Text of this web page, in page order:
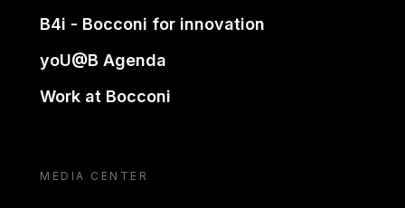
B4i - Bocconi for innovation
yoU@B Agenda
Work at Bocconi
MEDIA CENTER